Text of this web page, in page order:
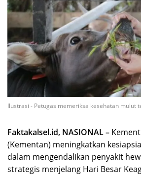
Ilustrasi - Petugas memeriksa kesehatan mulut
Faktakalsel.id, NASIONAL –
(Kementan) meningkatkan
dalam mengendalikan penyakit
strategis menjelang Hari Besar